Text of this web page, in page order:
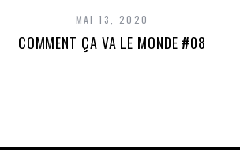
MAI 13, 2020
COMMENT ÇA VA LE MONDE #08